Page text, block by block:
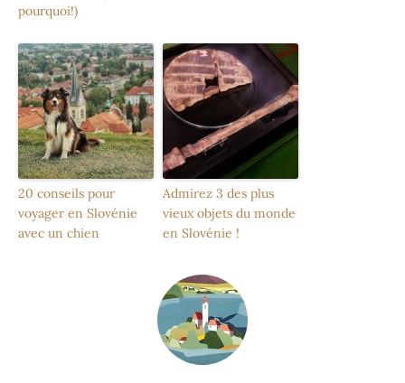
pourquoi!)
20 conseils pour
voyager en Slovénie
avec un chien
Admirez 3 des plus
vieux objets du monde
en Slovénie !